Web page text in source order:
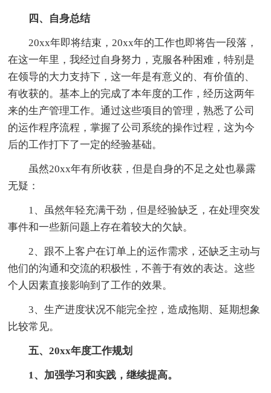
四、自身总结
20xx年即将结束，20xx年的工作也即将告一段落，
在这一年里，我经过自身努力，克服各种困难，特别是
在领导的大力支持下，这一年是有意义的、有价值的、
有收获的。基本上的完成了本年度的工作，经历这两年
来的生产管理工作。通过这些项目的管理，熟悉了公司
的运作程序流程，掌握了公司系统的操作过程，这为今
后的工作打下了一定的经验基础。
虽然20xx年有所收获，但是自身的不足之处也暴露
无疑：
1、虽然年轻充满干劲，但是经验缺乏，在处理突发
事件和一些新问题上存在着较大的欠缺。
2、跟不上客户在订单上的运作需求，还缺乏主动与
他们的沟通和交流的积极性，不善于有效的表达。这些
个人因素直接影响到了工作的效果。
3、生产进度状况不能完全控，造成拖期、延期想象
比较常见。
五、20xx年度工作规划
1、加强学习和实践，继续提高。